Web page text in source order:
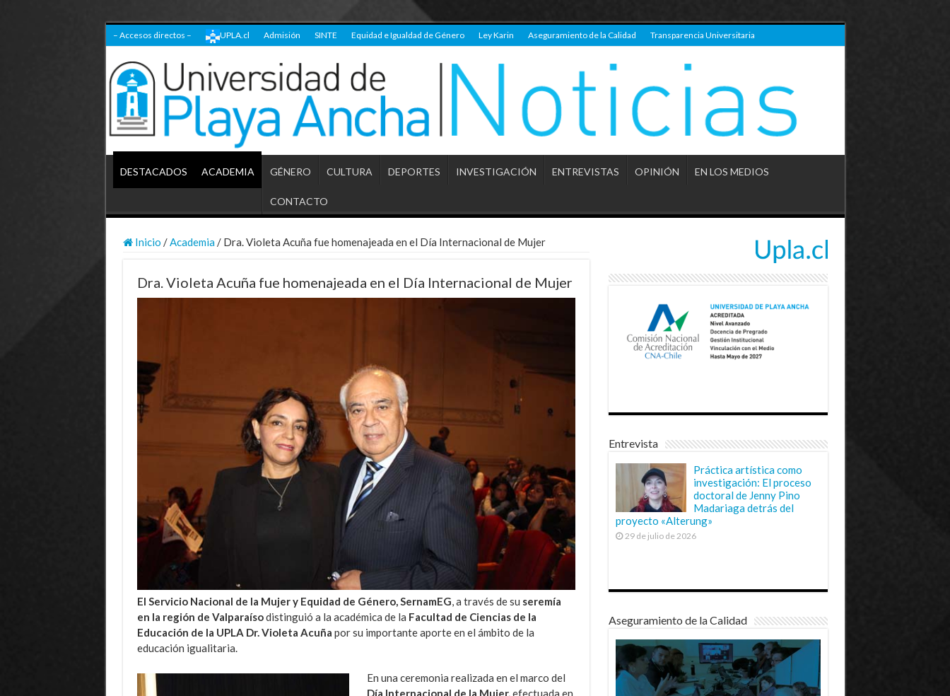
– Accesos directos – UPLA.cl Admisión SINTE Equidad e Igualdad de Género Ley Karin Aseguramiento de la Calidad Transparencia Universitaria
DESTACADOS ACADEMIA GÉNERO CULTURA DEPORTES INVESTIGACIÓN ENTREVISTAS OPINIÓN EN LOS MEDIOS
CONTACTO
Inicio / Academia / Dra. Violeta Acuña fue homenajeada en el Día Internacional de Mujer
Dra. Violeta Acuña fue homenajeada en el Día Internacional de Mujer
El Servicio Nacional de la Mujer y Equidad de Género, SernamEG, a través de su seremía
en la región de Valparaísodistinguió a la académica de la Facultad de Ciencias de la
Educación de la UPLA Dr. Violeta Acuña por su importante aporte en el ámbito de la
educación igualitaria.
En una ceremonia realizada en el marco del
Día Internacional de la Mujer,efectuada en
Entrevista
Práctica artística como
investigación: El proceso
doctoral de Jenny Pino
Madariaga detrás del
proyecto «Alterung»
29 de julio de 2026
Aseguramiento de la Calidad